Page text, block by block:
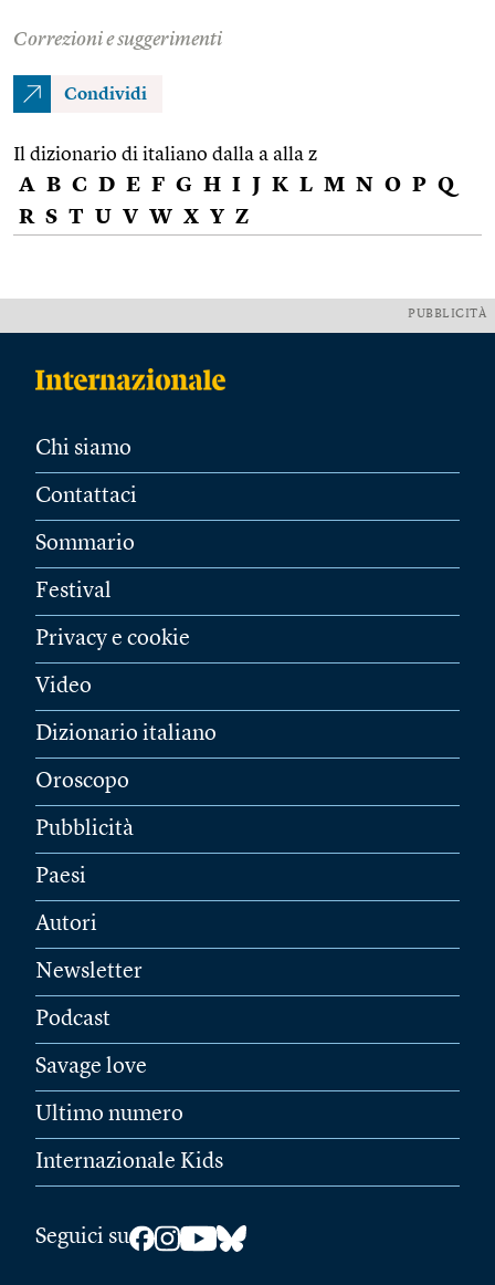
Correzioni e suggerimenti
Condividi
Il dizionario di italiano dalla a alla z
A B C D E F G H I J K L M N O P Q
R S T U V W X Y Z
PUBBLICITÀ
Chi siamo
Contattaci
Sommario
Festival
Privacy e cookie
Video
Dizionario italiano
Oroscopo
Pubblicità
Paesi
Autori
Newsletter
Podcast
Savage love
Ultimo numero
Internazionale Kids
Seguici su